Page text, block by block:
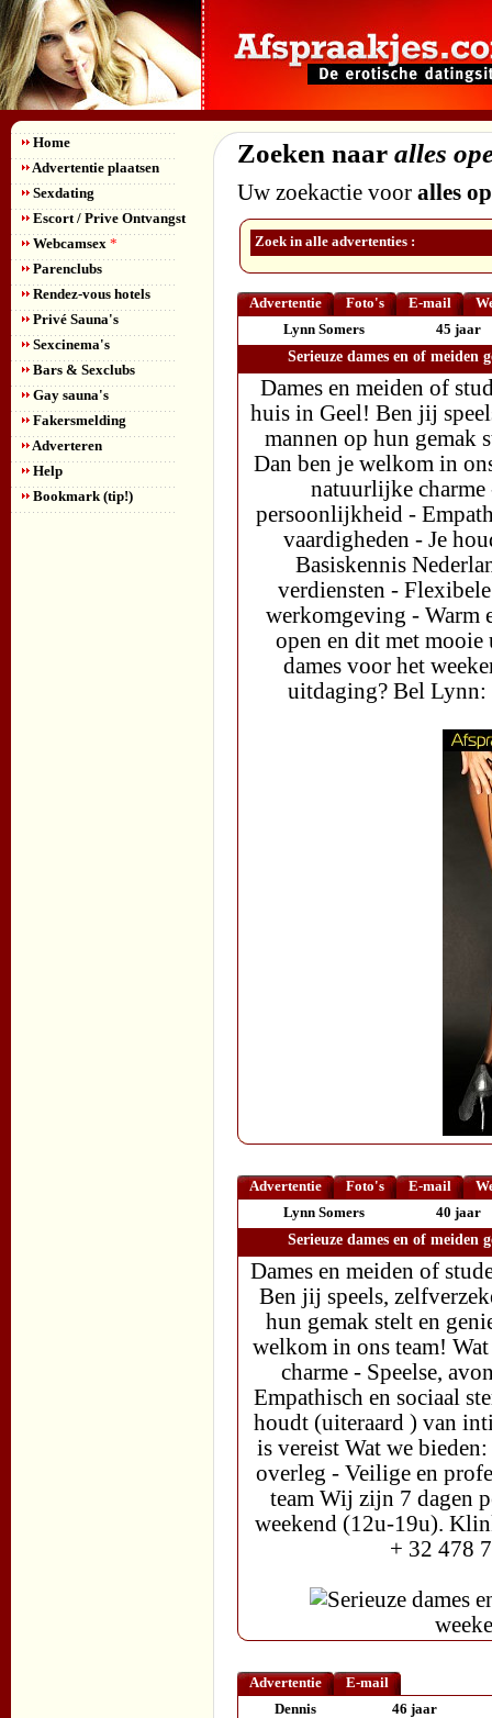
Home
Advertentie plaatsen
Sexdating
Escort / Prive Ontvangst
Webcamsex *
Parenclubs
Rendez-vous hotels
Privé Sauna's
Sexcinema's
Bars & Sexclubs
Gay sauna's
Fakersmelding
Adverteren
Help
Bookmark (tip!)
Zoeken naar alles
Uw zoekactie voor alles
Zoek in alle advertenties :
Advertentie Foto's E-mail
Lynn Somers
45 jaar
Serieuze dames en of meiden
Dames en meiden of
huis in Geel! Ben jij
mannen op hun gemak
Dan ben je welkom in
natuurlijke
persoonlijkheid -
vaardigheden - Je
Basiskennis
verdiensten -
werkomgeving - Warm
open en dit met
dames voor het
uitdaging? Bel
Advertentie Foto's E-mail
Lynn Somers
40 jaar
Serieuze dames en of meiden
Dames en meiden of
Ben jij speels,
hun gemak stelt en
welkom in ons team!
charme - Speelse,
Empathisch en sociaal
houdt (uiteraard ) van
is vereist Wat we
overleg - Veilige en
team Wij zijn 7 dagen
weekend (12u-19u).
+ 32 478
Advertentie
E-mail
Dennis
46 jaar